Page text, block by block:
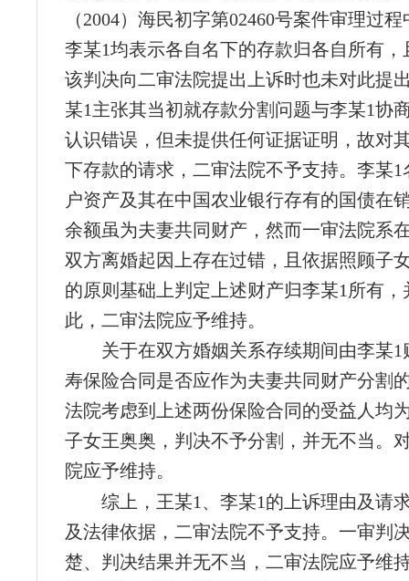
（2004）海民初字第02460号案件审理过
李某1均表示各自名下的存款归各自所有，
该判决向二审法院提出上诉时也未对此提
某1主张其当初就存款分割问题与李某1协
认识错误，但未提供任何证据证明，故对
下存款的请求，二审法院不予支持。李某1
户资产及其在中国农业银行存有的国债在
余额虽为夫妻共同财产，然而一审法院系
双方离婚起因上存在过错，且依据照顾子
的原则基础上判定上述财产归李某1所有，
此，二审法院应予维持。
关于在双方婚姻关系存续期间由李某1
寿保险合同是否应作为夫妻共同财产分割
法院考虑到上述两份保险合同的受益人均
子女王奥奥，判决不予分割，并无不当。
院应予维持。
综上，王某1、李某1的上诉理由及请
及法律依据，二审法院不予支持。一审判
楚、判决结果并无不当，二审法院应予维